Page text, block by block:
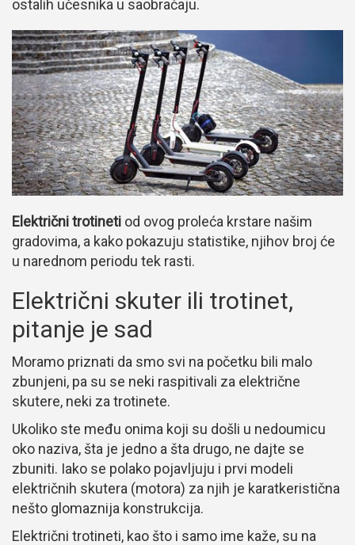
ostalih učesnika u saobraćaju.
Električni trotineti od ovog proleća krstare našim
gradovima, a kako pokazuju statistike, njihov broj će
u narednom periodu tek rasti.
Električni skuter ili trotinet,
pitanje je sad
Moramo priznati da smo svi na početku bili malo
zbunjeni, pa su se neki raspitivali za električne
skutere, neki za trotinete.
Ukoliko ste među onima koji su došli u nedoumicu
oko naziva, šta je jedno a šta drugo, ne dajte se
zbuniti. Iako se polako pojavljuju i prvi modeli
električnih skutera (motora) za njih je karatkeristična
nešto glomaznija konstrukcija.
Električni trotineti, kao što i samo ime kaže, su na